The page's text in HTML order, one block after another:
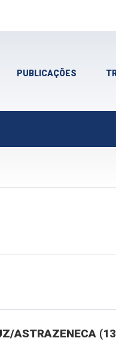
PUBLICAÇÕES
ASTRAZENECA